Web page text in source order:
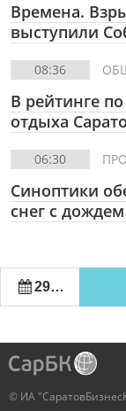
Времена.
выступили
08:36
В рейтинге
отдыха
06:30
Синоптики
снег с дождем
29 ОКТЯБРЯ 2018
© ИА